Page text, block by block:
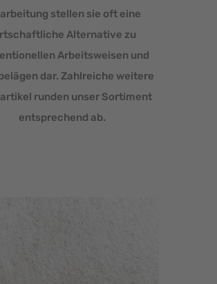
stellen sie oft eine
Alternative zu
Arbeitsweisen und
dar. Zahlreiche weitere
runden unser Sortiment
entsprechend ab.